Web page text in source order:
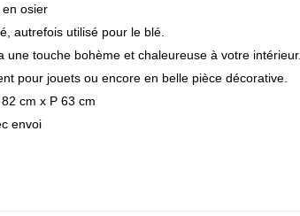
osier
autrefois utilisé pour le blé.
touche bohème et chaleureuse à votre intérieur.
pour jouets ou encore en belle pièce décorative.
cm x P 63 cm
envoi